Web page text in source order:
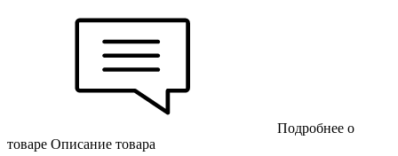
Подробнее о
товаре Описание товара